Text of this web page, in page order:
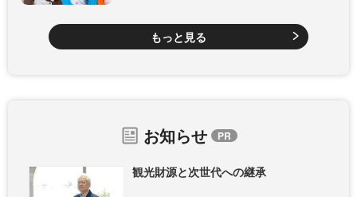
もっと見る
お知らせ
観光財源と次世代への継承